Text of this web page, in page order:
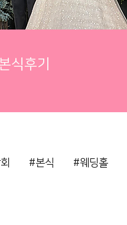
식후기
#본식 #웨딩홀